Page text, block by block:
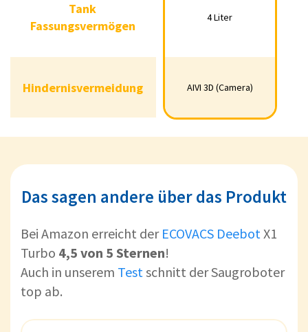
Fassungsvermögen
Hindernisvermeidung
4 Liter
AIVI 3D (Camera)
Tank
Fassungsvermögen
Hindernisvermeidung
Das sagen andere über das Produkt
Bei Amazon erreicht der ECOVACS DeebotX1
Turbo 4,5 von 5 Sternen!
Auch in unserem Testschnitt der Saugroboter
top ab.